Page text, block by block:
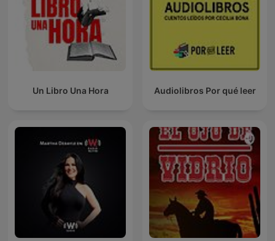
Un Libro Una Hora Audiolibros Por qué leer